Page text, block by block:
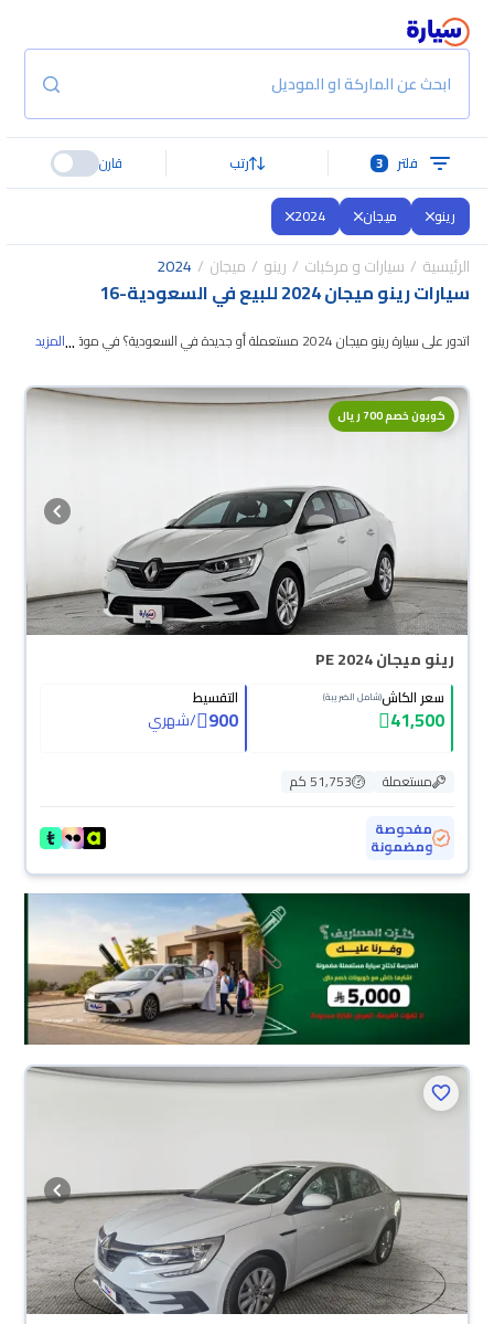
ابحث عن الماركة او الموديل
فلتر 3 رتب قارن
رينو ميجان 2024
الرئيسية سيارات و مركبات رينو ميجان 2024
سيارات رينو ميجان 2024 للبيع في السعودية -
16
اتدور على سيارة رينو ميجان 2024 مستعملة أو جديدة في السعودية؟ في موقع
رينو ميجان 2024 المستعملة مضمونة ومفحوصة بأكثر من 200 نقطة وتقدر
تجربها لمدة 10 أيام، وإن ما ناسبتك لأي سبب تقدر تسترجع كامل المبلغ خلال 10
...المزيد
كوبون خصم 700 ريال
رينو ميجان PE 2024
سعر الكاش(شامل الضريبة)
41,500
التقسيط
900
/شهري
مستعملة
51,753 كم
مفحوصة
ومضمونة